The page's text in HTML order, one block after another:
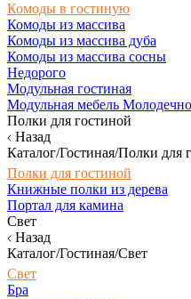
Комоды в гостиную
Комоды из массива
Комоды из массива дуба
Комоды из массива сосны
Недорого
Модульная гостиная
Модульная мебель Молодечно
Полки для гостиной
Назад
Каталог/Гостиная/Полки для
Полки для гостиной
Книжные полки из дерева
Портал для камина
Свет
Назад
Каталог/Гостиная/Свет
Свет
Бра